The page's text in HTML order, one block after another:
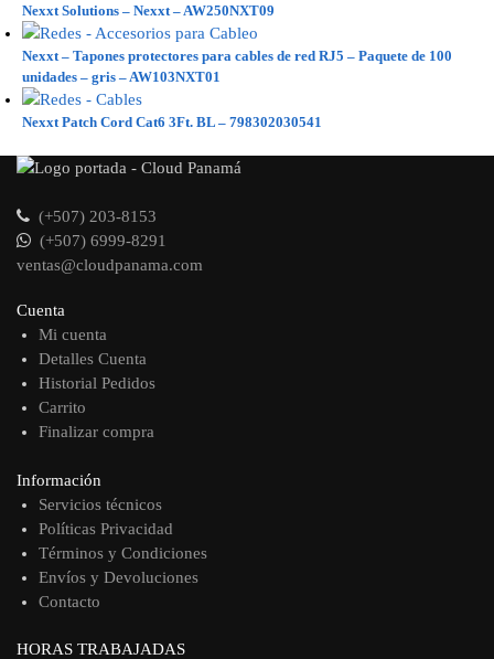
Nexxt Solutions – Nexxt – AW250NXT09
Nexxt – Tapones protectores para cables de red RJ5 – Paquete de 100
unidades – gris – AW103NXT01
Nexxt Patch Cord Cat6 3Ft. BL – 798302030541
(+507) 203-8153
(+507) 6999-8291
ventas@cloudpanama.com
Cuenta
Mi cuenta
Detalles Cuenta
Historial Pedidos
Carrito
Finalizar compra
Información
Servicios técnicos
Políticas Privacidad
Términos y Condiciones
Envíos y Devoluciones
Contacto
HORAS TRABAJADAS